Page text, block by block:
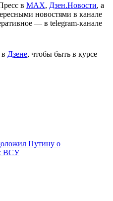
в МАХ, Дзен.Новости, а
новостями в канале
— в telegram-канале
Дзене, чтобы быть в курсе
Путину о
ВСУ